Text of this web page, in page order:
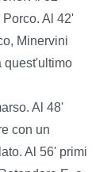
Al 42'
Minervini
quest'ultimo
Al 48'
con un
Al 56' primi